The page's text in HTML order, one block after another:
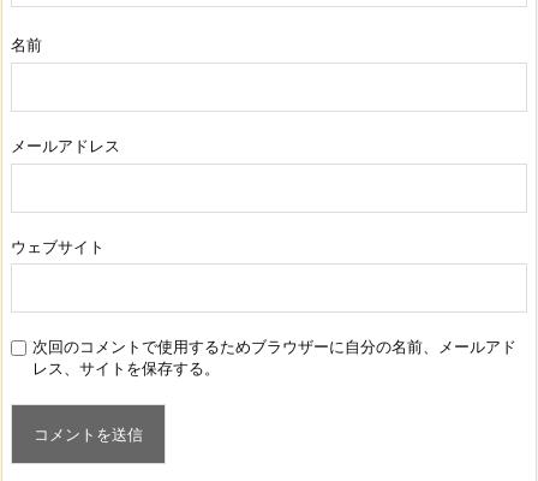
名前
メールアドレス
ウェブサイト
次回のコメントで使用するためブラウザーに自分の名前、メールアド
レス、サイトを保存する。